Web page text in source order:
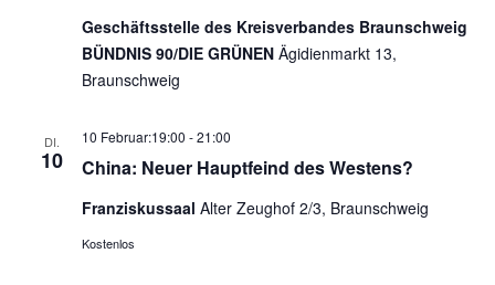
Geschäftsstelle des Kreisverbandes Braunschweig
BÜNDNIS 90/DIE GRÜNEN Ägidienmarkt 13,
Braunschweig
DI.
10 China: Neuer Hauptfeind des Westens?
10 Februar:19:00 -21:00
Franziskussaal Alter Zeughof 2/3, Braunschweig
Kostenlos